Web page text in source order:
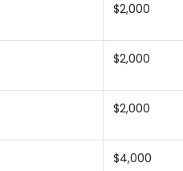
$2,000
$2,000
$2,000
$4,000